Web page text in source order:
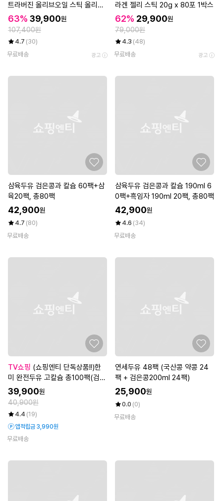
트라버진 올리브오일 스틱 올리브
유 6박스(10g x 84포)
63% 39,900원
107,400원
4.7 (30)
무료배송
광고
라겐 젤리 스틱 20g x 80포 1박스
62% 29,900원
79,000원
4.3 (48)
무료배송
광고
삼육두유 검은콩과 칼슘 60팩+삼
육20팩, 총80팩
42,900원
4.7 (80)
무료배송
삼육두유 검은콩과 칼슘 190ml 6
0팩+흑임자 190ml 20팩, 총80팩
42,900원
4.6 (34)
무료배송
TV쇼핑
미 완전두유 고칼슘 총100팩(검은
콩 검은참깨60팩+검은콩17곡 40
팩)
39,900원
40,900원
4.4 (19)
앱적립금 3,990원
무료배송
연세두유 48팩 (국산콩 약콩 24
팩 + 검은콩200ml 24팩)
25,900원
0.0 (0)
무료배송